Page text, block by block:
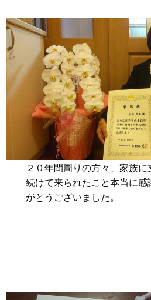
２０年間周りの方々、家族に
続けて来られたこと本当に感
がとうございました。